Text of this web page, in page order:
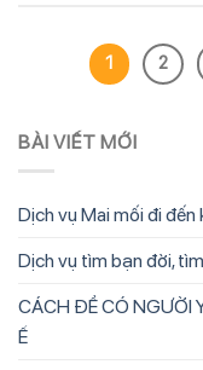
1 2
BÀI VIẾT MỚI
Dịch vụ Mai mối đi
Dịch vụ tìm bạn đời,
CÁCH ĐỂ CÓ NGƯỜI
Ế